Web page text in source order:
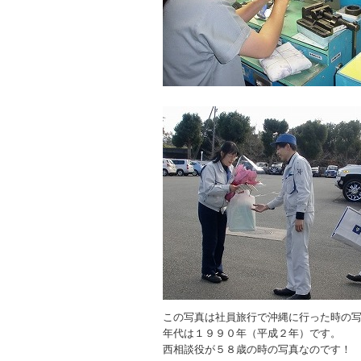
この写真は社員旅行で沖縄に行った時の
年代は１９９０年（平成２年）です。
西相談役が５８歳の時の写真なのです！